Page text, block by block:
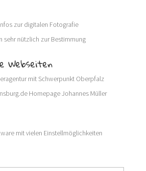
zur digitalen Fotografie
sehr nützlich zur Bestimmung
Webseiten
mit Schwerpunkt Oberpfalz
Homepage Johannes Müller
mit vielen Einstellmöglichkeiten